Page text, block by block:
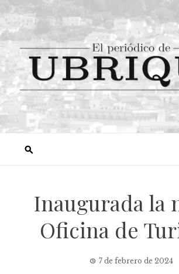
Inaugurada la
Oficina de
7 de febrero de 2024